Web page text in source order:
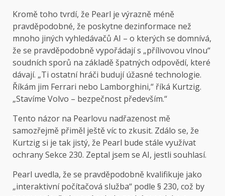
Kromě toho tvrdí, že Pearl je výrazně méně
pravděpodobné, že poskytne dezinformace než
mnoho jiných vyhledávačů AI – o kterých se domnívá,
že se pravděpodobně vypořádají s „přílivovou vlnou“
soudních sporů na základě špatných odpovědí, které
dávají. „Ti ostatní hráči budují úžasné technologie.
Říkám jim Ferrari nebo Lamborghini,“ říká Kurtzig.
„Stavíme Volvo – bezpečnost především.“
Tento názor na Pearlovu nadřazenost mě
samozřejmě přiměl ještě víc to zkusit. Zdálo se, že
Kurtzig si je tak jistý, že Pearl bude stále využívat
ochrany Sekce 230. Zeptal jsem se AI, jestli souhlasí.
Pearl uvedla, že se pravděpodobně kvalifikuje jako
„interaktivní počítačová služba“ podle § 230, což by